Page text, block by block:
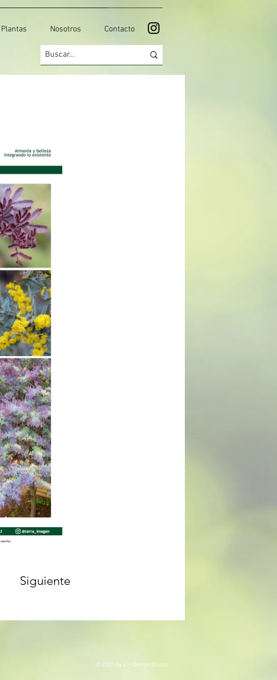
Plantas Nosotros Contacto
Siguiente
© 2021 by CH Design Studio